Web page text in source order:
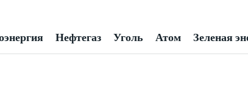
Нефтегаз Уголь Атом Зеленая